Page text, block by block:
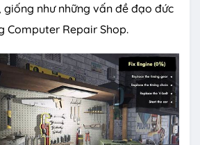
giống như những vấn đề đạo đức
Computer Repair Shop.